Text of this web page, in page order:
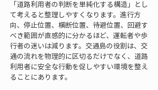
「道路利用者の判断を単純化する構造」とし
て考えると整理しやすくなります。進行方
向、停止位置、横断位置、待避位置、回避す
べき範囲が直感的に分かるほど、運転者や歩
行者の迷いは減ります。交通島の役割は、交
通の流れを物理的に区切るだけでなく、道路
利用者に安全な行動を促しやすい環境を整え
ることにあります。